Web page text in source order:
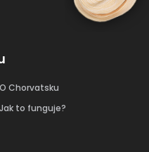
O Chorvatsku
Jak to funguje?